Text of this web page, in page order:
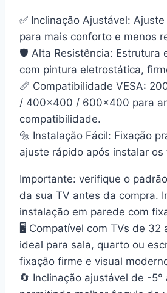
✅ Inclinação Ajustável: Ajuste
para mais conforto e menos
🛡️ Alta Resistência: Estrutura
com pintura eletrostática,
📏 Compatibilidade VESA:
/ 400×400 / 600×400 para
compatibilidade.
🔩 Instalação Fácil: Fixação
ajuste rápido após instalar os
Importante: verifique o
da sua TV antes da compra.
instalação em parede com
🖥️ Compatível com TVs de 32
ideal para sala, quarto ou
fixação firme e visual
🔄 Inclinação ajustável de -5°